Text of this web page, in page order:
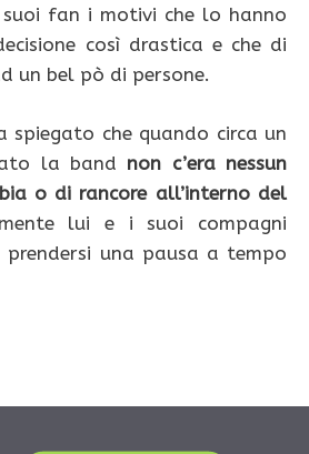
fan i motivi che lo hanno
così drastica e che di
un bel pò di persone.
spiegato che quando circa un
la band non c’era nessun
o di rancore all’interno del
lui e i suoi compagni
prendersi una pausa a tempo